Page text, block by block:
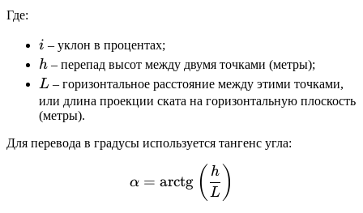
Где:
i
i – уклон в процентах;
h
h – перепад высот между двумя точками (метры);
L
L – горизонтальное расстояние между этими точками,
или длина проекции ската на горизонтальную плоскость
(метры).
Для перевода в градусы используется тангенс угла:
\alpha =
α = arctg ( L
h )